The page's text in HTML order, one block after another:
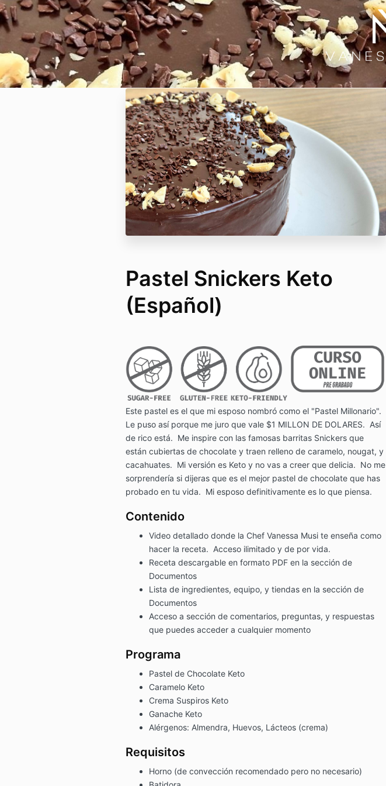
Pastel Snickers Keto
(Español)
Este pastel es el que mi esposo nombró como el "Pastel Millonario".
Le puso así porque me juro que vale $1 MILLON DE DOLARES. Así
de rico está. Me inspire con las famosas barritas Snickers que
están cubiertas de chocolate y traen relleno de caramelo, nougat, y
cacahuates. Mi versión es Keto y no vas a creer que delicia. No me
sorprendería si dijeras que es el mejor pastel de chocolate que has
probado en tu vida. Mi esposo definitivamente es lo que piensa.
Contenido
Video detallado donde la Chef Vanessa Musi te enseña como
hacer la receta. Acceso ilimitado y de por vida.
Receta descargable en formato PDF en la sección de
Documentos
Lista de ingredientes, equipo, y tiendas en la sección de
Documentos
Acceso a sección de comentarios, preguntas, y respuestas
que puedes acceder a cualquier momento
Programa
Pastel de Chocolate Keto
Caramelo Keto
Crema Suspiros Keto
Ganache Keto
Alérgenos: Almendra, Huevos, Lácteos (crema)
Requisitos
Horno (de convección recomendado pero no necesario)